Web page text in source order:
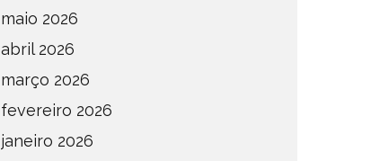
maio 2026
abril 2026
março 2026
fevereiro 2026
janeiro 2026